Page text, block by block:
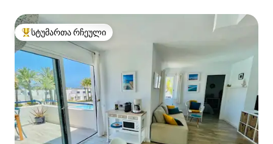
სტუმართა რჩეული მოწინავე ვარიანტი
სტუმართა რჩეული